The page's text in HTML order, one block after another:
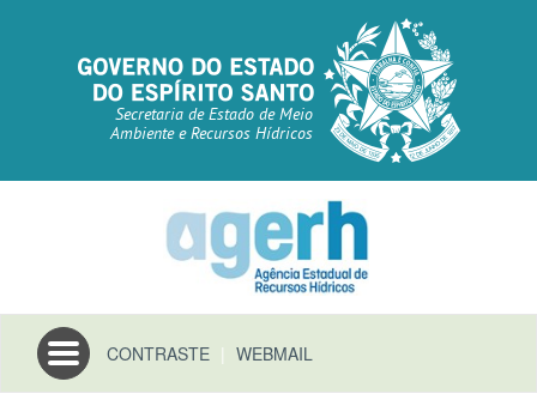
Secretaria de Estado de Meio
Ambiente e Recursos Hídricos
Toggle
navigation
CONTRASTE | WEBMAIL